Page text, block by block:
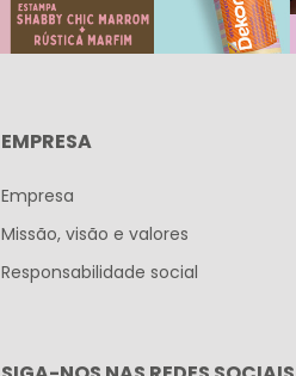
EMPRESA
Empresa
Missão, visão e valores
Responsabilidade social